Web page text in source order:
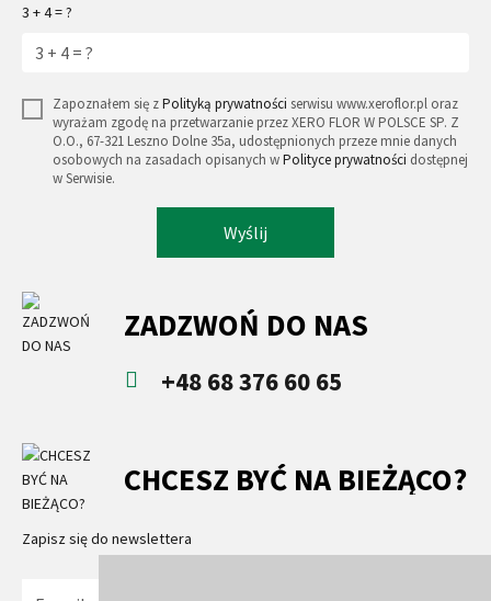
3 + 4 = ?
Zapoznałem się zPolityką prywatności serwisu www.xeroflor.pl oraz
wyrażam zgodę na przetwarzanie przez XERO FLOR W POLSCE SP. Z
O.O., 67-321 Leszno Dolne 35a, udostępnionych przeze mnie danych
osobowych na zasadach opisanych wPolityce prywatności dostępnej
w Serwisie.
Wyślij
ZADZWOŃ DO NAS
+48 68 376 60 65
CHCESZ BYĆ NA BIEŻĄCO?
Zapisz się do newslettera